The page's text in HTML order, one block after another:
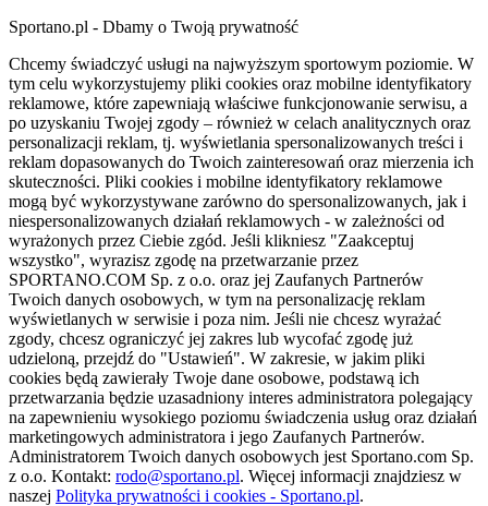
Sportano.pl - Dbamy o Twoją prywatność
Chcemy świadczyć usługi na najwyższym sportowym poziomie. W
tym celu wykorzystujemy pliki cookies oraz mobilne identyfikatory
reklamowe, które zapewniają właściwe funkcjonowanie serwisu, a
po uzyskaniu Twojej zgody – również w celach analitycznych oraz
personalizacji reklam, tj. wyświetlania spersonalizowanych treści i
reklam dopasowanych do Twoich zainteresowań oraz mierzenia ich
skuteczności. Pliki cookies i mobilne identyfikatory reklamowe
mogą być wykorzystywane zarówno do spersonalizowanych, jak i
niespersonalizowanych działań reklamowych - w zależności od
wyrażonych przez Ciebie zgód. Jeśli klikniesz "Zaakceptuj
wszystko", wyrazisz zgodę na przetwarzanie przez
SPORTANO.COM Sp. z o.o. oraz jej Zaufanych Partnerów
Twoich danych osobowych, w tym na personalizację reklam
wyświetlanych w serwisie i poza nim. Jeśli nie chcesz wyrażać
zgody, chcesz ograniczyć jej zakres lub wycofać zgodę już
udzieloną, przejdź do "Ustawień". W zakresie, w jakim pliki
cookies będą zawierały Twoje dane osobowe, podstawą ich
przetwarzania będzie uzasadniony interes administratora polegający
na zapewnieniu wysokiego poziomu świadczenia usług oraz działań
marketingowych administratora i jego Zaufanych Partnerów.
Administratorem Twoich danych osobowych jest Sportano.com Sp.
z o.o. Kontakt: rodo@sportano.pl. Więcej informacji znajdziesz w
naszej Polityka prywatności i cookies - Sportano.pl.